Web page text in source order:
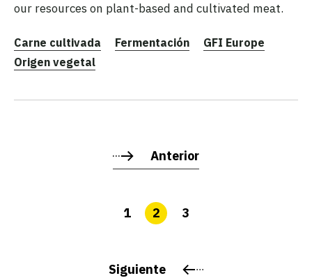
our resources on plant-based and cultivated meat.
Carne cultivada Fermentación
GFI Europe
Origen vegetal
Anterior
1 2 3
Siguiente